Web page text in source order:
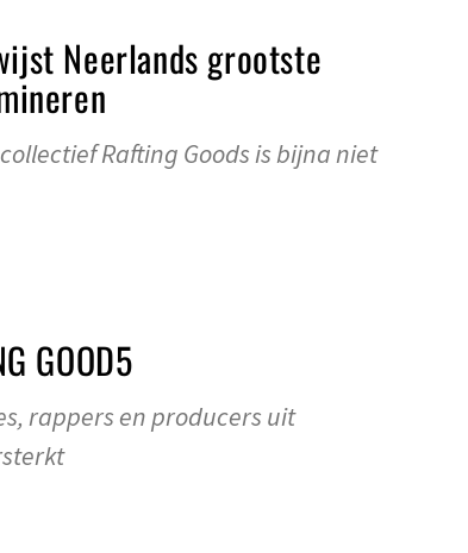
Neerlands grootste
Rafting Goods is bijna niet
GOOD5
rappers en producers uit